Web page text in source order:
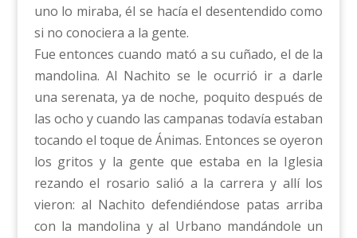
uno lo miraba, él se hacía el desentendido como
si no conociera a la gente.
Fue entonces cuando mató a su cuñado, el de la
mandolina. Al Nachito se le ocurrió ir a darle
una serenata, ya de noche, poquito después de
las ocho y cuando las campanas todavía estaban
tocando el toque de Ánimas. Entonces se oyeron
los gritos y la gente que estaba en la Iglesia
rezando el rosario salió a la carrera y allí los
vieron: al Nachito defendiéndose patas arriba
con la mandolina y al Urbano mandándole un